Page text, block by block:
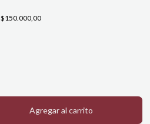
$150.000,00